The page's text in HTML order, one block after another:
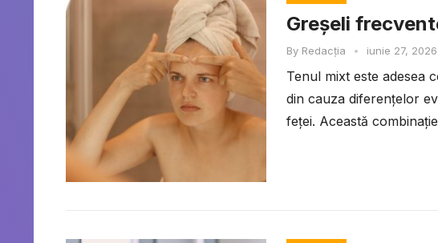
Greșeli
By Redacția • iunie 27, 2026
Tenul mixt este adesea
din cauza diferențelor
feței. Această